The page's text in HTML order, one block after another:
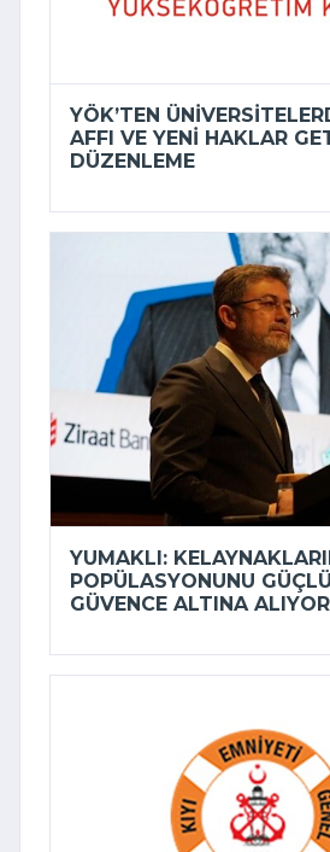
YÖK’TEN
AFFI VE YENI HAKLAR
DÜZENLEME
YUMAKLI:
POPÜLASYONUNU
GÜVENCE ALTINA